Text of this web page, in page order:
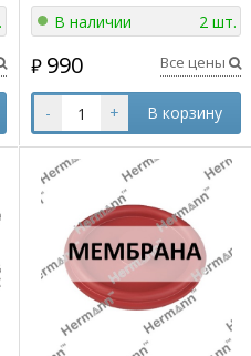
В наличии 2 шт.
₽ 990 Все цены
- + В корзину